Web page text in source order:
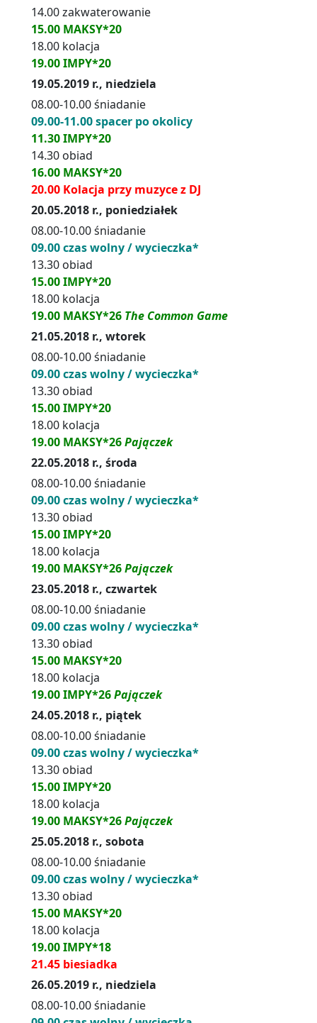
14.00 zakwaterowanie
15.00 MAKSY*20
18.00 kolacja
19.00 IMPY*20
19.05.2019 r., niedziela
08.00-10.00 śniadanie
09.00-11.00 spacer po okolicy
11.30 IMPY*20
14.30 obiad
16.00 MAKSY*20
20.00 Kolacja przy muzyce z DJ
20.05.2018 r., poniedziałek
08.00-10.00 śniadanie
09.00 czas wolny / wycieczka*
13.30 obiad
15.00 IMPY*20
18.00 kolacja
19.00 MAKSY*26 The Common Game
21.05.2018 r., wtorek
08.00-10.00 śniadanie
09.00 czas wolny / wycieczka*
13.30 obiad
15.00 IMPY*20
18.00 kolacja
19.00 MAKSY*26Pajączek
22.05.2018 r., środa
08.00-10.00 śniadanie
09.00 czas wolny / wycieczka*
13.30 obiad
15.00 IMPY*20
18.00 kolacja
19.00 MAKSY*26Pajączek
23.05.2018 r., czwartek
08.00-10.00 śniadanie
09.00 czas wolny / wycieczka*
13.30 obiad
15.00 MAKSY*20
18.00 kolacja
19.00 IMPY*26Pajączek
24.05.2018 r., piątek
08.00-10.00 śniadanie
09.00 czas wolny / wycieczka*
13.30 obiad
15.00 IMPY*20
18.00 kolacja
19.00 MAKSY*26Pajączek
25.05.2018 r., sobota
08.00-10.00 śniadanie
09.00 czas wolny / wycieczka*
13.30 obiad
15.00 MAKSY*20
18.00 kolacja
19.00 IMPY*18
21.45 biesiadka
26.05.2019 r., niedziela
08.00-10.00 śniadanie